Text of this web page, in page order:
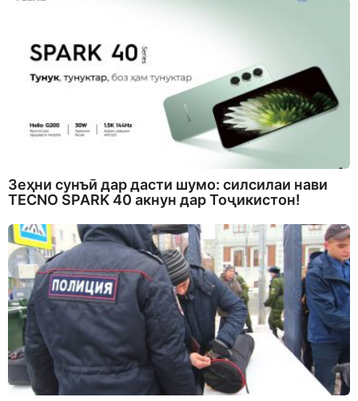
Зеҳни сунъӣ дар дасти шумо: силсилаи нави
TECNO SPARK 40 акнун дар Тоҷикистон!